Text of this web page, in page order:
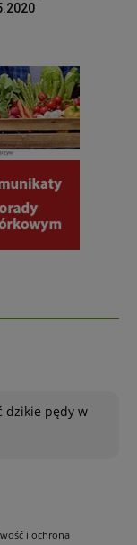
dzikie pędy w
i ochrona